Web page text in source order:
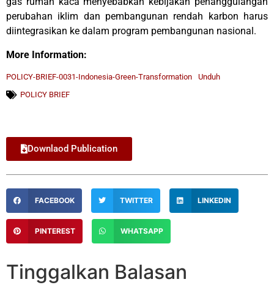
perubahan iklim dan pembangunan rendah karbon harus
diintegrasikan ke dalam program pembangunan nasional.
More Information:
POLICY-BRIEF-0031-Indonesia-Green-Transformation
Unduh
POLICY BRIEF
Downlaod Publication
FACEBOOK TWITTER LINKEDIN
PINTEREST WHATSAPP
Tinggalkan Balasan